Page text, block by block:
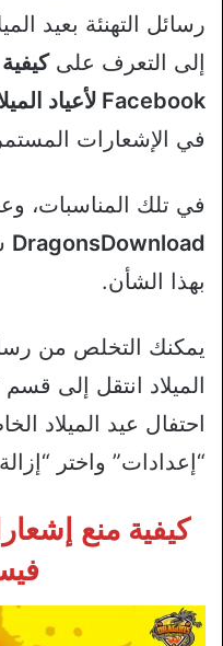
رسائل التهنئة بعيد
إلى التعرف على
Facebook لأعياد الميلاد
في الإشعارات
في تلك المناسبات،
DragonsDownload
بهذا الشأن.
الميلاد انتقل إلى
احتفال عيد الميلاد
“إعدادات” واختر
كيفية منع